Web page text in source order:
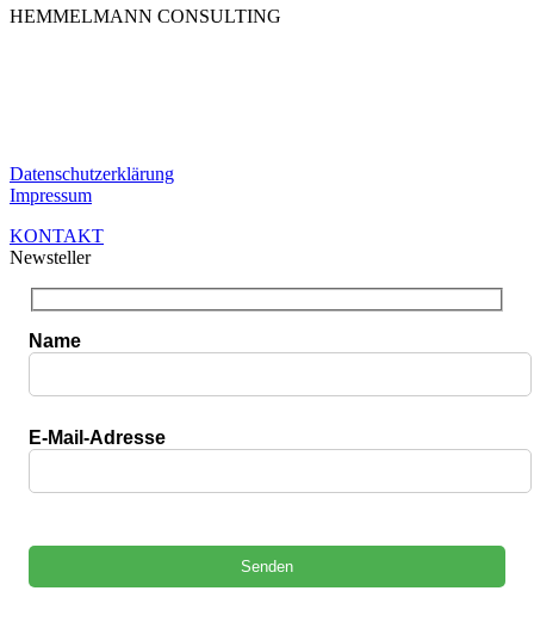
HEMMELMANN CONSULTING
Datenschutzerklärung
Impressum
KONTAKT
Newsteller
Name
E-Mail-Adresse